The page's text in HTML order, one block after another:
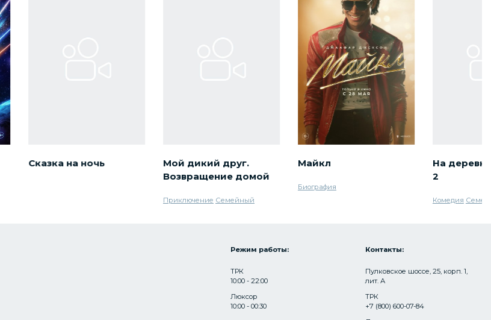
Сказка на ночь
Мой дикий друг.
Возвращение домой
Приключение Семейный
Майкл
Биография
На
2
Комедия
Режим работы:
ТРК
10:00 - 22:00
Люксор
10:00 - 00:30
Контакты:
Пулковское шоссе, 25, корп. 1,
лит. А
ТРК
+7 (800) 600-07-84